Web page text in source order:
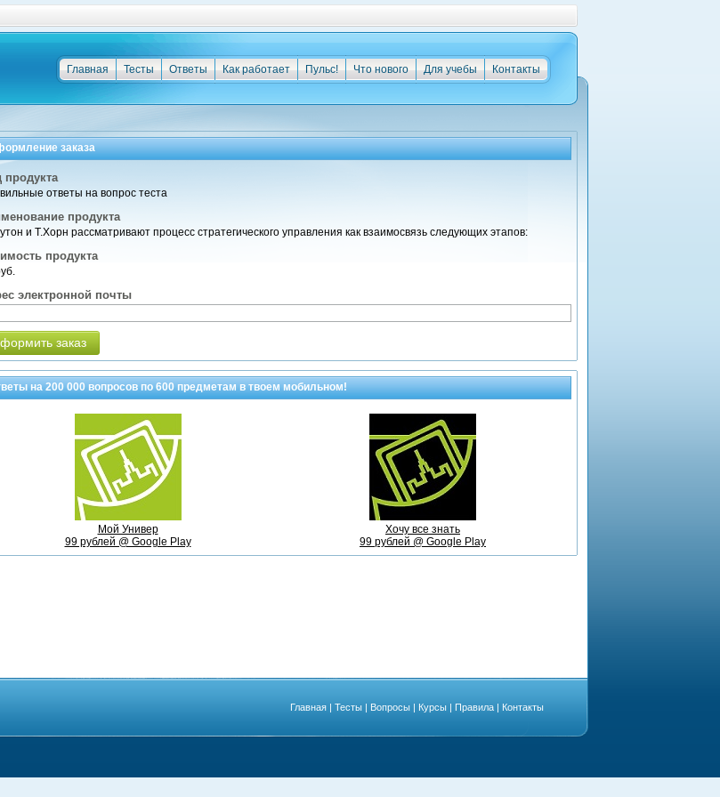
Контакты
Для учебы
Что нового
Пульс!
Как работает
Ответы
Тесты
Главная
заказа
продукта
ответы на вопрос теста
продукта
и Т.Хорн рассматривают процесс стратегического управления как взаимосвязь следующих этапов:
продукта
электронной почты
заказ
на200 000вопросов по600 предметамв твоем мобильном!
Мой Универ
99 рублей @ Google Play
Хочу все знать
99 рублей @ Google Play
Главная | Тесты | Вопросы | Курсы | Правила | Контакты